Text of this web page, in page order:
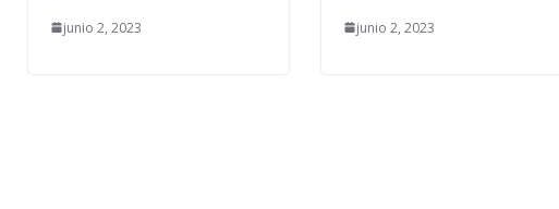
junio 2, 2023 junio 2, 2023